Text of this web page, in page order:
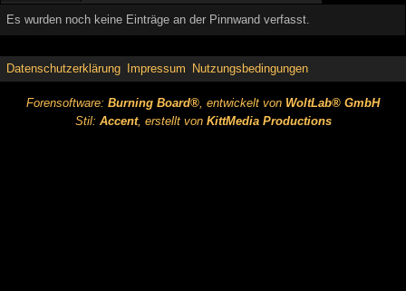
Es wurden noch keine Einträge an der Pinnwand verfasst.
Datenschutzerklärung Impressum Nutzungsbedingungen
Forensoftware: Burning Board®, entwickelt von WoltLab® GmbH
Stil: Accent, erstellt von KittMedia Productions